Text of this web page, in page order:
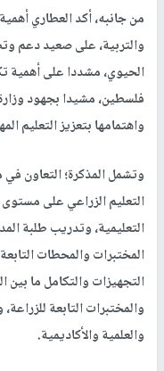
من جانبه، أكد العطاري
والتربية، على صعيد دعم
الحيوي، مشددا على أهمية
فلسطين، مشيدا بجهود
واهتمامها بتعزيز التعليم
وتشمل المذكرة؛ التعاون
التعليم الزراعي على
التعليمية، وتدريب طلبة
المختبرات والمحطات
التجهيزات والتكامل ما
والمختبرات التابعة
والعلمية والأكاديمية.